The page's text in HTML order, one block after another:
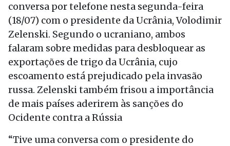
conversa por telefone nesta segunda-feira
(18/07) com o presidente da Ucrânia, Volodimir
Zelenski. Segundo o ucraniano, ambos
falaram sobre medidas para desbloquear as
exportações de trigo da Ucrânia, cujo
escoamento está prejudicado pela invasão
russa. Zelenski também frisou a importância
de mais países aderirem às sanções do
Ocidente contra a Rússia
“Tive uma conversa com o presidente do